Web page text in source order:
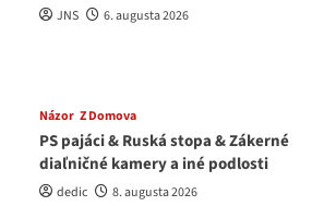
JNS 6. augusta 2026
Názor Z Domova
PS pajáci & Ruská stopa & Zákerné
diaľničné kamery a iné podlosti
dedic 8. augusta 2026